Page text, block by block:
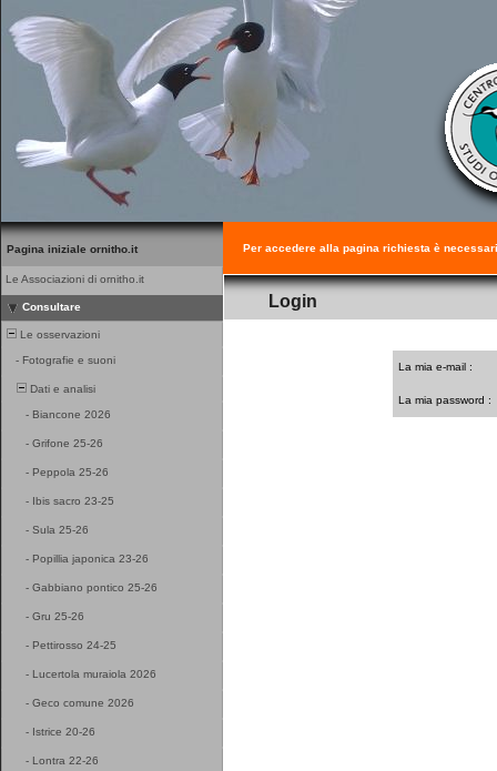
Pagina iniziale ornitho.it
Le Associazioni di ornitho.it
Consultare
Le osservazioni
- Fotografie e suoni
Dati e analisi
- Biancone 2026
- Grifone 25-26
- Peppola 25-26
- Ibis sacro 23-25
- Sula 25-26
- Popillia japonica 23-26
- Gabbiano pontico 25-26
- Gru 25-26
- Pettirosso 24-25
- Lucertola muraiola 2026
- Geco comune 2026
- Istrice 20-26
- Lontra 22-26
Per accedere alla pagina richiesta è
Login
La mia e-mail :
La mia password :